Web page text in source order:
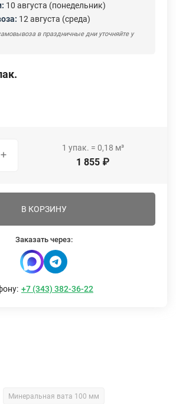
10 августа (понедельник)
12 августа (среда)
в праздничные дни уточняйте у
1 упак. = 0,18 м³
1 855 ₽
В КОРЗИНУ
Заказать через:
+7 (343) 382-36-22
Минеральная вата 100 мм